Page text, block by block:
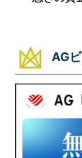
AG